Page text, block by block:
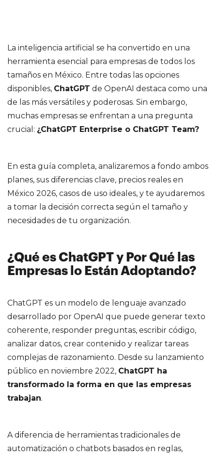
La inteligencia artificial se ha convertido en una
herramienta esencial para empresas de todos los
tamaños en México. Entre todas las opciones
disponibles, ChatGPT de OpenAI destaca como una
de las más versátiles y poderosas. Sin embargo,
muchas empresas se enfrentan a una pregunta
crucial: ¿ChatGPT Enterprise o ChatGPT Team?
En esta guía completa, analizaremos a fondo ambos
planes, sus diferencias clave, precios reales en
México 2026, casos de uso ideales, y te ayudaremos
a tomar la decisión correcta según el tamaño y
necesidades de tu organización.
¿Qué es ChatGPT y Por Qué las
Empresas lo Están Adoptando?
ChatGPT es un modelo de lenguaje avanzado
desarrollado por OpenAI que puede generar texto
coherente, responder preguntas, escribir código,
analizar datos, crear contenido y realizar tareas
complejas de razonamiento. Desde su lanzamiento
público en noviembre 2022, ChatGPT ha
transformado la forma en que las empresas
trabajan.
A diferencia de herramientas tradicionales de
automatización o chatbots basados en reglas,